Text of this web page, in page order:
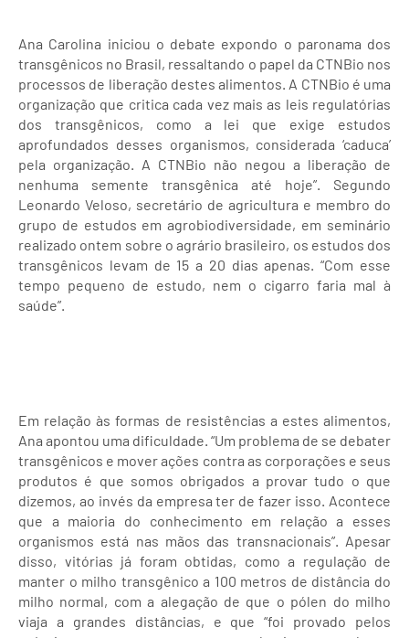
Ana Carolina iniciou o debate expondo o paronama dos
transgênicos no Brasil, ressaltando o papel da CTNBio nos
processos de liberação destes alimentos. A CTNBio é uma
organização que critica cada vez mais as leis regulatórias
dos transgênicos, como a lei que exige estudos
aprofundados desses organismos, considerada ‘caduca’
pela organização. A CTNBio não negou a liberação de
nenhuma semente transgênica até hoje”. Segundo
Leonardo Veloso, secretário de agricultura e membro do
grupo de estudos em agrobiodiversidade, em seminário
realizado ontem sobre o agrário brasileiro, os estudos dos
transgênicos levam de 15 a 20 dias apenas. “Com esse
tempo pequeno de estudo, nem o cigarro faria mal à
saúde”.
Em relação às formas de resistências a estes alimentos,
Ana apontou uma dificuldade. “Um problema de se debater
transgênicos e mover ações contra as corporações e seus
produtos é que somos obrigados a provar tudo o que
dizemos, ao invés da empresa ter de fazer isso. Acontece
que a maioria do conhecimento em relação a esses
organismos está nas mãos das transnacionais”. Apesar
disso, vitórias já foram obtidas, como a regulação de
manter o milho transgênico a 100 metros de distância do
milho normal, com a alegação de que o pólen do milho
viaja a grandes distâncias, e que “foi provado pelos